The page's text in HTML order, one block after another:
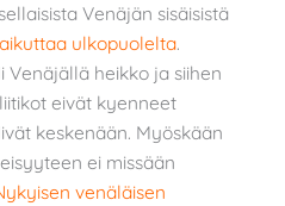
Venäjän sisäisistä
ulkopuolelta.
heikko ja siihen
eivät kyenneet
keskenään. Myöskään
ei missään
venäläisen